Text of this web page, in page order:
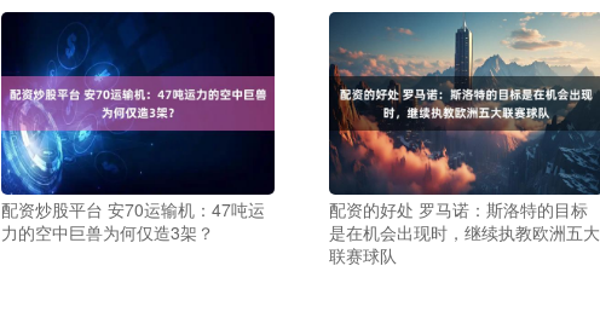
配资炒股平台 安70运输机：47吨运
力的空中巨兽为何仅造3架？
配资的好处 罗马诺：斯洛特的目标
是在机会出现时，继续执教欧洲五大
联赛球队